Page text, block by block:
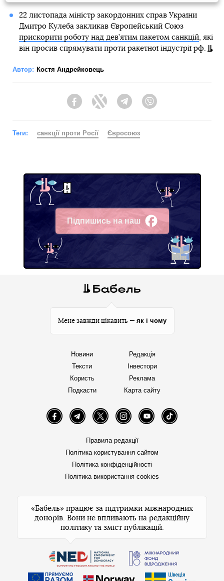
22 листопада міністр закордонних справ України
Дмитро Кулеба закликав Європейський Союз
прискорити роботу над дев’ятим пакетом санкцій, які
він просив спрямувати проти ракетної індустрії рф.
Автор: Костя Андрейковець
FacebookTwitter Telegram
Теги: санкції проти Росії Євросоюз
Підпишись на наш
Facebook
Мене завжди цікавить — як і чому
Новини
Тексти
Користь
Подкасти
Редакція
Інвестори
Реклама
Карта сайту
FacebookTelegramTwitter InstagramYouTube TikTok
Правила редакції
Політика користування сайтом
Політика конфіденційності
Політика використання cookies
«Бабель» працює за підтримки міжнародних
донорів. Вони не впливають на редакційну
політику та зміст публікацій.